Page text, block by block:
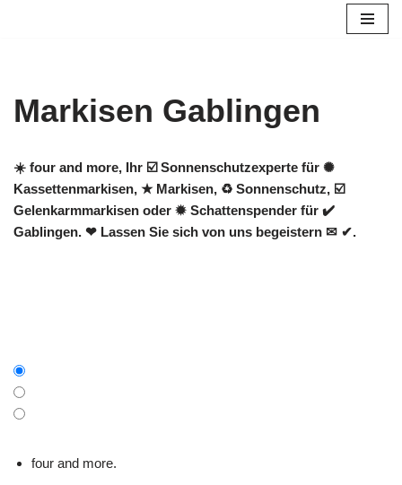
Markisen Gablingen
☀️ four and more, Ihr ☑️ Sonnenschutzexperte für ✺
Kassettenmarkisen, ★ Markisen, ♻ Sonnenschutz, ☑️
Gelenkarmmarkisen oder ✹ Schattenspender für ✔️
Gablingen. ❤ Lassen Sie sich von uns begeistern ✉ ✔.
four and more.